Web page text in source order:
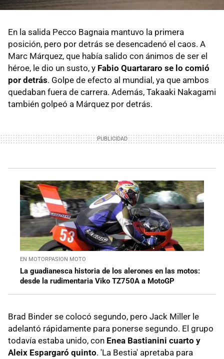
En la salida Pecco Bagnaia mantuvo la primera
posición, pero por detrás se desencadenó el caos. A
Marc Márquez, que había salido con ánimos de ser el
héroe, le dio un susto, y Fabio Quartararo se lo comió
por detrás. Golpe de efecto al mundial, ya que ambos
quedaban fuera de carrera. Además, Takaaki Nakagami
también golpeó a Márquez por detrás.
EN MOTORPASION MOTO
La guadianesca historia de los alerones en las motos:
desde la rudimentaria Viko TZ750A a MotoGP
Brad Binder se colocó segundo, pero Jack Miller le
adelantó rápidamente para ponerse segundo. El grupo
todavía estaba unido, con Enea Bastianini cuarto y
Aleix Espargaró quinto. 'La Bestia' apretaba para